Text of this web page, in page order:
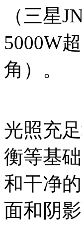
（三星
5000W
角）。
光照充
衡等基
和干净
面和阴